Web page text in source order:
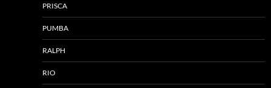
PRISCA
PUMBA
RALPH
RIO